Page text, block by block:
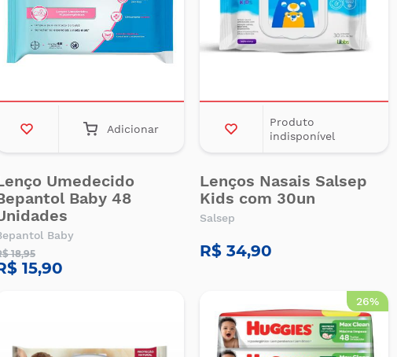
Adicionar
Umedecido
Baby 48
Baby
18,95
15,90
Produto
indisponível
Lenços Nasais Salsep
Kids com 30un
Salsep
R$ 34,90
26%